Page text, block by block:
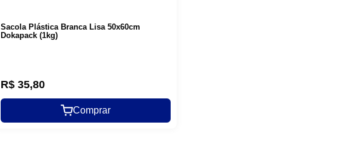
Sacola Plástica Branca Lisa 50x60cm
Dokapack (1kg)
R$ 35,80
Comprar